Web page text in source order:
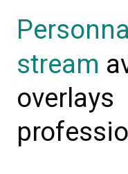
stream
overlays